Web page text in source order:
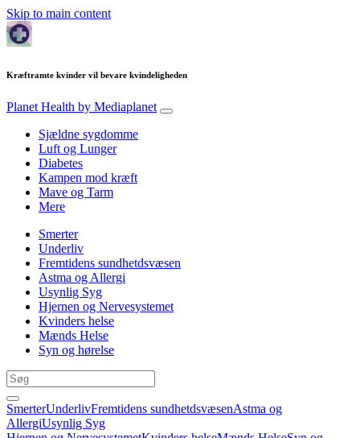
Skip to main content
Kræftramte kvinder vil bevare kvindeligheden
Planet Health by Mediaplanet
Sjældne sygdomme
Luft og Lunger
Diabetes
Kampen mod kræft
Mave og Tarm
Mere
Smerter
Underliv
Fremtidens sundhetdsvæsen
Astma og Allergi
Usynlig Syg
Hjernen og Nervesystemet
Kvinders helse
Mænds Helse
Syn og hørelse
SmerterUnderlivFremtidens sundhetdsvæsenAstma og
AllergiUsynlig Syg